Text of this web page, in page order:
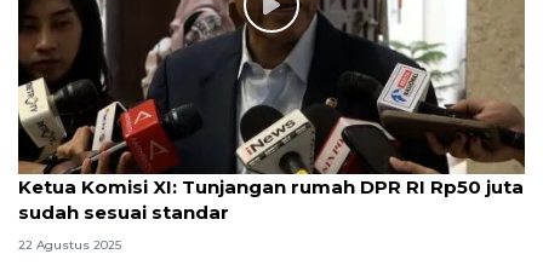
Ketua Komisi XI: Tunjangan rumah DPR RI Rp50 juta
sudah sesuai standar
22 Agustus 2025